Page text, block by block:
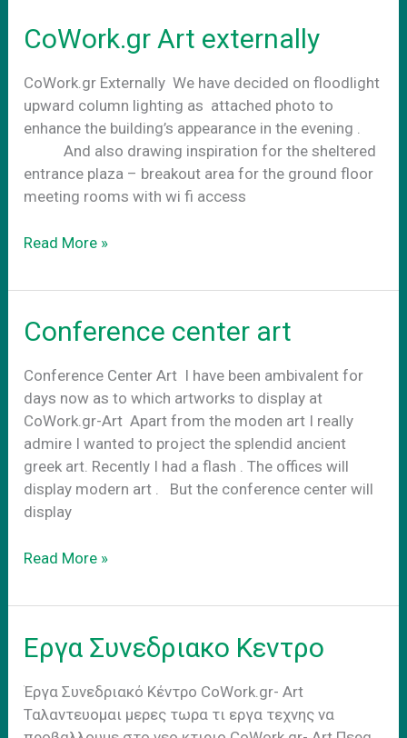
CoWork.gr Art externally
CoWork.gr Externally We have decided on floodlight
upward column lighting as attached photo to
enhance the building’s appearance in the evening .
And also drawing inspiration for the sheltered
entrance plaza – breakout area for the ground floor
meeting rooms with wi fi access
CoWork.gr
externally
Read More »
Conference center art
Conference Center Art Ι have been ambivalent for
days now as to which artworks to display at
CoWork.gr-Art Apart from the moden art I really
admire I wanted to project the splendid ancient
greek art. Recently I had a flash . The offices will
display modern art . Βut the conference center will
display
Conference
art
Read More »
Εργα Συνεδριακο Κεντρο
Έργα Συνεδριακό Κέντρο CoWork.gr- Art
Ταλαντευομαι μερες τωρα τι εργα τεχνης να